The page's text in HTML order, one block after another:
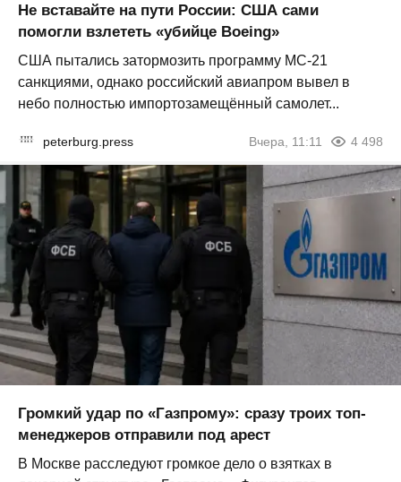
Не вставайте на пути России: США сами
помогли взлететь «убийце Boeing»
США пытались затормозить программу МС-21
санкциями, однако российский авиапром вывел в
небо полностью импортозамещённый самолет...
peterburg.press Вчера, 11:11 4 498
Громкий удар по «Газпрому»: сразу троих топ-
менеджеров отправили под арест
В Москве расследуют громкое дело о взятках в